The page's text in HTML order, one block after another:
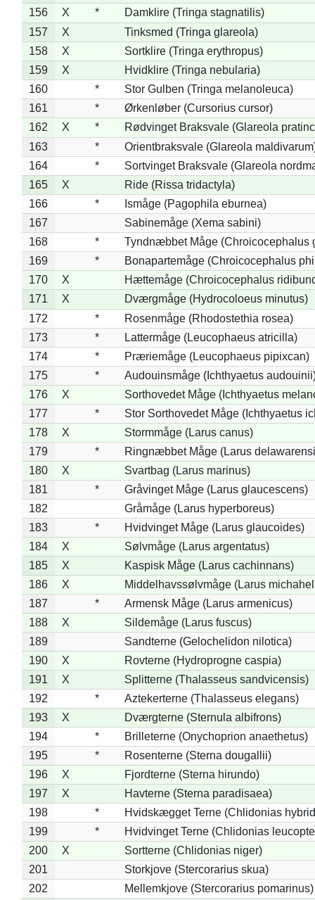
156
X *
Damklire (Tringa stagnatilis)
157
X
Tinksmed (Tringa glareola)
158
X
Sortklire (Tringa erythropus)
159
X
Hvidklire (Tringa nebularia)
160
*
Stor Gulben (Tringa melanoleuca)
161
*
Ørkenløber (Cursorius cursor)
162
X *
Rødvinget Braksvale (Glareola
163
*
Orientbraksvale (Glareola
164
*
Sortvinget Braksvale (Glareola
165
X
Ride (Rissa tridactyla)
166
*
Ismåge (Pagophila eburnea)
167
Sabinemåge (Xema sabini)
168
*
Tyndnæbbet Måge (Chroicocephalus
169
*
Bonapartemåge (Chroicocephalus
170
X
Hættemåge (Chroicocephalus
171
X
Dværgmåge (Hydrocoloeus minutus)
172
*
Rosenmåge (Rhodostethia rosea)
173
*
Lattermåge (Leucophaeus atricilla)
174
*
Præriemåge (Leucophaeus pipixcan)
175
*
Audouinsmåge (Ichthyaetus
176
X
Sorthovedet Måge (Ichthyaetus
177
*
Stor Sorthovedet Måge (Ichthyaetus
178
X
Stormmåge (Larus canus)
179
*
Ringnæbbet Måge (Larus
180
X
Svartbag (Larus marinus)
181
*
Gråvinget Måge (Larus glaucescens)
182
Gråmåge (Larus hyperboreus)
183
*
Hvidvinget Måge (Larus glaucoides)
184
X
Sølvmåge (Larus argentatus)
185
X
Kaspisk Måge (Larus cachinnans)
186
X
Middelhavssølvmåge (Larus
187
*
Armensk Måge (Larus armenicus)
188
X
Sildemåge (Larus fuscus)
189
Sandterne (Gelochelidon nilotica)
190
X
Rovterne (Hydroprogne caspia)
191
X
Splitterne (Thalasseus sandvicensis)
192
*
Aztekerterne (Thalasseus elegans)
193
X
Dværgterne (Sternula albifrons)
194
*
Brilleterne (Onychoprion anaethetus)
195
*
Rosenterne (Sterna dougallii)
196
X
Fjordterne (Sterna hirundo)
197
X
Havterne (Sterna paradisaea)
198
*
Hvidskægget Terne (Chlidonias
199
*
Hvidvinget Terne (Chlidonias
200
X
Sortterne (Chlidonias niger)
201
Storkjove (Stercorarius skua)
202
Mellemkjove (Stercorarius pomarinus)